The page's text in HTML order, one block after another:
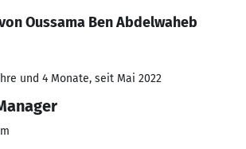
Oussama Ben Abdelwaheb
und 4 Monate, seit Mai 2022